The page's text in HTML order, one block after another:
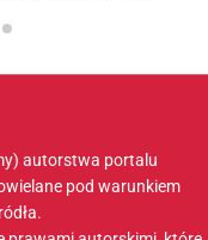
autorstwa portalu
pod warunkiem